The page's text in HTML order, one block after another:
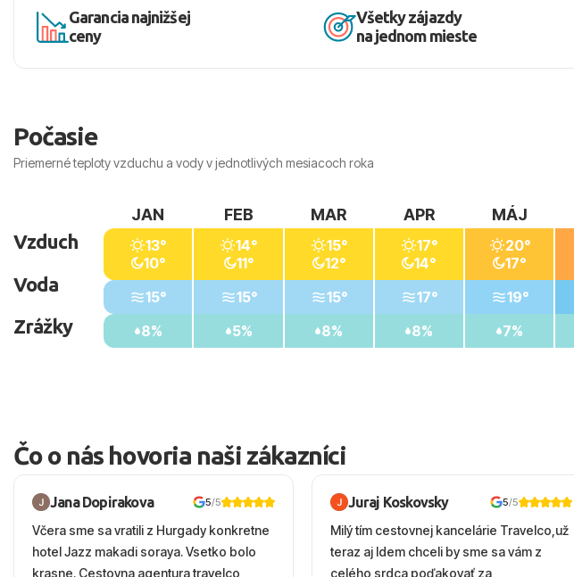
Garancia najnižšej
ceny
Všetky zájazdy
na jednom mieste
Počasie
Priemerné teploty vzduchu a vody v jednotlivých mesiacoch roka
Vzduch
Voda
Zrážky
JAN
13°
10°
15°
8%
FEB
14°
11°
15°
5%
MAR
15°
12°
15°
8%
APR
17°
14°
17°
8%
MÁJ
20°
17°
19°
7%
Čo o nás hovoria naši zákazníci
Jana Dopirakova 5/5
Včera sme sa vratili z Hurgady konkretne
hotel Jazz makadi soraya. Vsetko bolo
krasne. Cestovna agentura travelco
Juraj Koskovsky 5/5
Milý tím cestovnej kancelárie Travelco,už
teraz aj Idem chceli by sme sa vám z
celého srdca poďakovať za